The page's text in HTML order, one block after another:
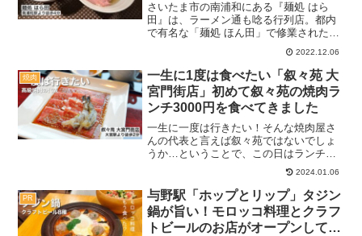
さいたま市の南浦和にある『麺処 はら
田』は、ラーメン通も唸る行列店。都内
で有名な「麺処 ほん田」で修業された方
が店主らしく、東十条時代に唯一似た一
杯が食べられるともよく聞きます。振り
返ればそのお店には行ったことがあった
ので期待して訪問してみ...
2022.12.06
焼肉
一生に1度は食べたい「叙々苑 大
宮門街店」初めて叙々苑の焼肉ラ
ンチ3000円を食べてきました
一生に一度は行きたい！そんな焼肉屋さ
んの代表と言えば叙々苑ではないでしょ
うか…ということで、この日はランチで
もいいから食べてみようと『叙々苑 大宮
門街店』に行ってきました。ちょいリッ
チな価格でしたが、接待の場所としても
知っておいて損はありま...
2024.01.06
PR
与野駅「ホップとリップ」タジン
鍋が旨い！モロッコ料理とクラフ
トビールのお店がオープンして